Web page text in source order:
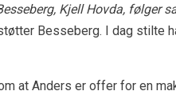
Kjell Hovda, følger
Besseberg. I dag stilte
at Anders er offer for en